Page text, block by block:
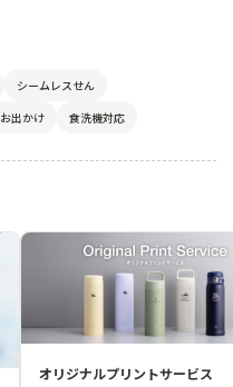
シームレスせん
お出かけ 食洗機対応
オリジナルプリントサービス